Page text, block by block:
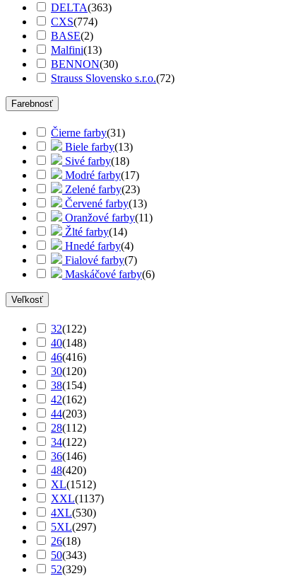
DELTA(363)
CXS(774)
BASE(2)
Malfini(13)
BENNON(30)
Strauss Slovensko s.r.o.(72)
Farebnosť
Čierne farby(31)
Biele farby(13)
Sivé farby(18)
Modré farby(17)
Zelené farby(23)
Červené farby(13)
Oranžové farby(11)
Žlté farby(14)
Hnedé farby(4)
Fialové farby(7)
Maskáčové farby(6)
Veľkosť
32(122)
40(148)
46(416)
30(120)
38(154)
42(162)
44(203)
28(112)
34(122)
36(146)
48(420)
XL(1512)
XXL(1137)
4XL(530)
5XL(297)
26(18)
50(343)
52(329)